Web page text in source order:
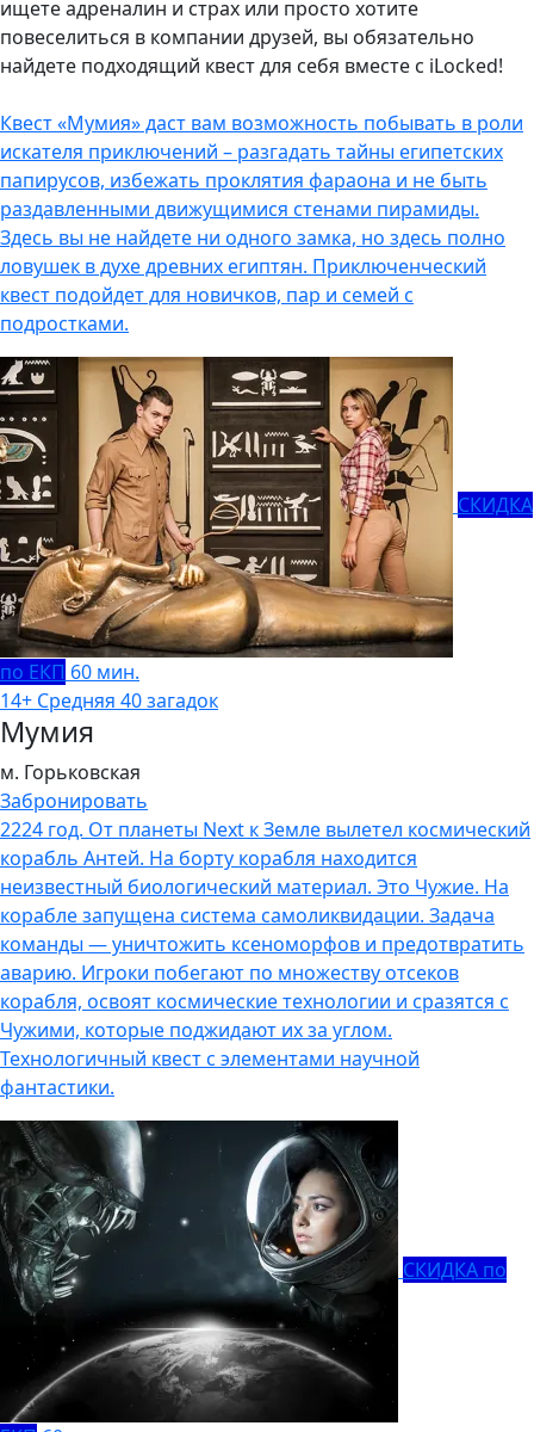
ищете адреналин и страх или просто хотите
повеселиться в компании друзей, вы обязательно
найдете подходящий квест для себя вместе с iLocked!
Квест «Мумия» даст вам возможность побывать в роли
искателя приключений – разгадать тайны египетских
папирусов, избежать проклятия фараона и не быть
раздавленными движущимися стенами пирамиды.
Здесь вы не найдете ни одного замка, но здесь полно
ловушек в духе древних египтян. Приключенческий
квест подойдет для новичков, пар и семей с
подростками.
СКИДКА
по ЕКП 60 мин.
14+ Средняя 40 загадок
Мумия
м. Горьковская
Забронировать
2224 год. От планеты Next к Земле вылетел космический
корабль Антей. На борту корабля находится
неизвестный биологический материал. Это Чужие. На
корабле запущена система самоликвидации. Задача
команды — уничтожить ксеноморфов и предотвратить
аварию. Игроки побегают по множеству отсеков
корабля, освоят космические технологии и сразятся с
Чужими, которые поджидают их за углом.
Технологичный квест с элементами научной
фантастики.
СКИДКА по